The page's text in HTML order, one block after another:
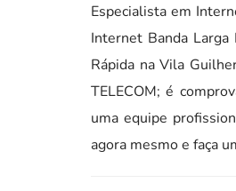
Especialista em
Internet Banda
Rápida na Vila
TELECOM; é
uma equipe
agora mesmo e faça